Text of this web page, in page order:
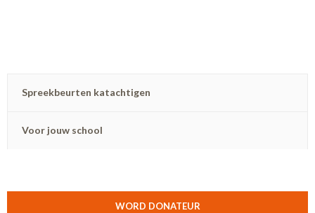
Spreekbeurten katachtigen
Voor jouw school
WORD DONATEUR